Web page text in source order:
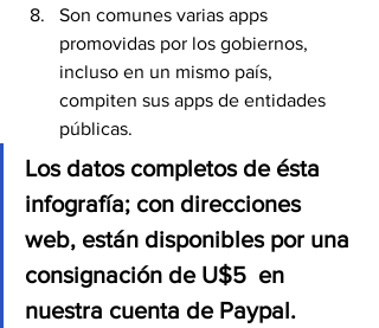
Son comunes varias apps
promovidas por los gobiernos,
incluso en un mismo país,
compiten sus apps de entidades
públicas.
Los datos completos de ésta
infografía; con direcciones
web, están disponibles por una
consignación de U$5  en
nuestra cuenta de Paypal.